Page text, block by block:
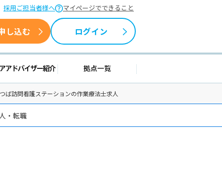
採用ご担当者様へ マイページでできること
し込む ログイン
情報 キャリアアドバイザー紹介拠点一覧
訪問看護ステーションの作業療法士求人
・転職